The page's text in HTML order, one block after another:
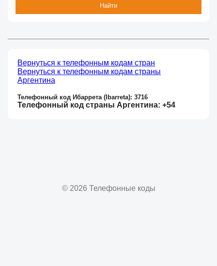
Найти
Вернуться к телефонным кодам стран
Вернуться к телефонным кодам страны
Аргентина
Телефонный код Ибаррета (Ibarreta): 3716
Телефонный код страны Аргентина: +54
© 2026 Телефонные коды